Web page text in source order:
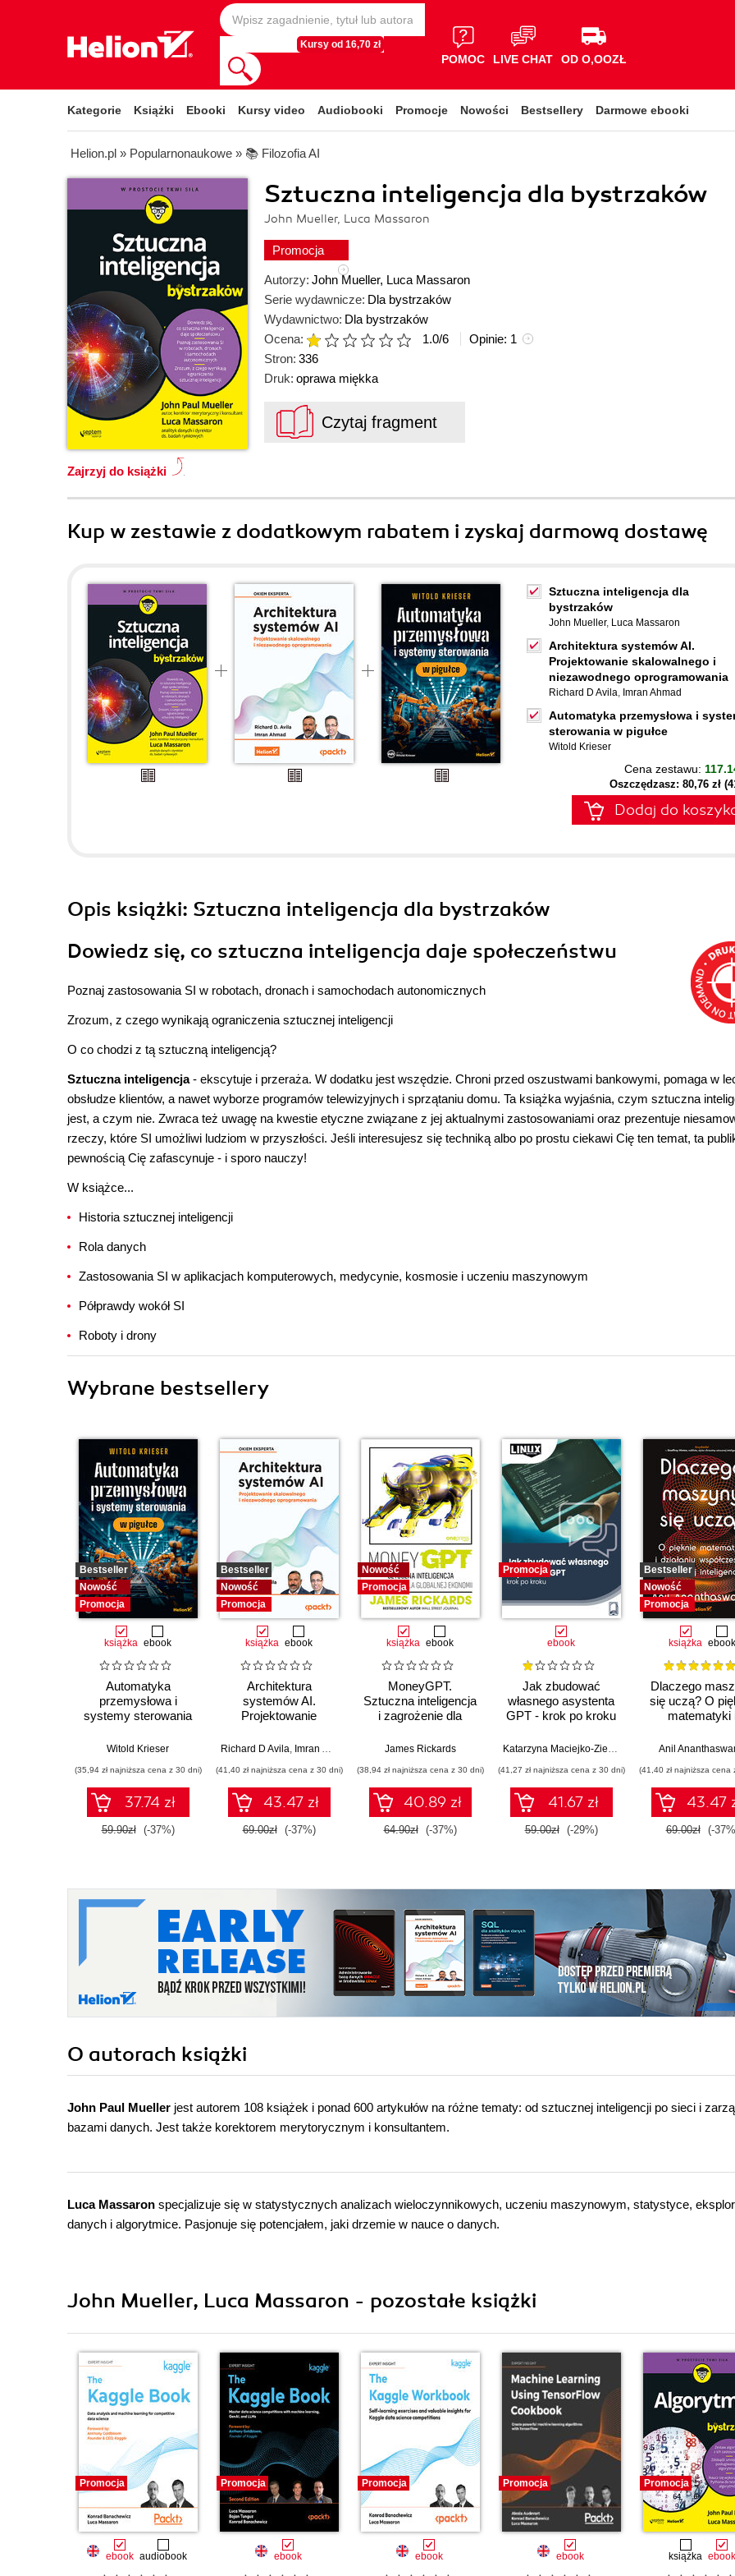
Kursy od 16,70 zł
POMOC LIVE CHAT OD O,OOZŁ
Kategorie Książki Ebooki Kursy video Audiobooki Promocje Nowości Bestsellery Darmowe ebooki
Helion.pl » Popularnonaukowe » 📚 Filozofia AI
Sztuczna inteligencja dla bystrzaków
John Mueller, Luca Massaron
Promocja
Zajrzyj do książki
Autorzy: John Mueller, Luca Massaron
Serie wydawnicze: Dla bystrzaków
Wydawnictwo: Dla bystrzaków
Ocena:
1.0/6 Opinie: 1
Stron: 336
Druk: oprawa miękka
Czytaj fragment
Kup w zestawie z dodatkowym rabatem i zyskaj darmową dostawę
Sztuczna inteligencja dla
bystrzaków
John Mueller, Luca Massaron
Architektura systemów AI.
Projektowanie skalowalnego i
niezawodnego oprogramowania
Richard D Avila, Imran Ahmad
Automatyka przemysłowa i
sterowania w pigułce
Witold Krieser
Cena zestawu:
Oszczędzasz: 80,76 zł
Dodaj do
Opis książki: Sztuczna inteligencja dla bystrzaków
Dowiedz się, co sztuczna inteligencja daje społeczeństwu
Poznaj zastosowania SI w robotach, dronach i samochodach autonomicznych
Zrozum, z czego wynikają ograniczenia sztucznej inteligencji
O co chodzi z tą sztuczną inteligencją?
Sztuczna inteligencja- ekscytuje i przeraża. W dodatku jest wszędzie. Chroni przed oszustwami bankowymi, pomaga w
obsłudze klientów, a nawet wyborze programów telewizyjnych i sprzątaniu domu. Ta książka wyjaśnia, czym sztuczna
jest, a czym nie. Zwraca też uwagę na kwestie etyczne związane z jej aktualnymi zastosowaniami oraz prezentuje
rzeczy, które SI umożliwi ludziom w przyszłości. Jeśli interesujesz się techniką albo po prostu ciekawi Cię ten temat, ta
pewnością Cię zafascynuje - i sporo nauczy!
W książce...
Historia sztucznej inteligencji
Rola danych
Zastosowania SI w aplikacjach komputerowych, medycynie, kosmosie i uczeniu maszynowym
Półprawdy wokół SI
Roboty i drony
Wybrane bestsellery
Bestseller
Nowość
Promocja
książka ebook
Automatyka
przemysłowa i
systemy sterowania
Witold Krieser
(35,94 zł najniższa cena z 30 dni)
37.74 zł
59.90zł (-37%)
Bestseller
Nowość
Promocja
książka ebook
Architektura
systemów AI.
Projektowanie
niezawodnego
Richard D Avila, Imran Ahmad
(41,40 zł najniższa cena z 30 dni)
43.47 zł
69.00zł (-37%)
Nowość
Promocja
książka ebook
MoneyGPT.
Sztuczna inteligencja
i zagrożenie dla
James Rickards
(38,94 zł najniższa cena z 30 dni)
40.89 zł
64.90zł (-37%)
Promocja
ebook
Jak zbudować
własnego asystenta
GPT - krok po kroku
Katarzyna Maciejko-Zielińska
(41,27 zł najniższa cena z 30 dni)
41.67 zł
59.00zł (-29%)
Bestseller
Nowość
Promocja
książka ebook
Dlaczego
się uczą? O
matematyki
Anil
(41,40 zł najniższa cena
43.47
69.00zł (-
O autorach książki
John Paul Mueller jest autorem 108 książek i ponad 600 artykułów na różne tematy: od sztucznej inteligencji po sieci i
bazami danych. Jest także korektorem merytorycznym i konsultantem.
Luca Massaron specjalizuje się w statystycznych analizach wieloczynnikowych, uczeniu maszynowym, statystyce,
danych i algorytmice. Pasjonuje się potencjałem, jaki drzemie w nauce o danych.
John Mueller, Luca Massaron - pozostałe książki
Promocja
ebook audiobook
Promocja
ebook
Promocja
ebook
Promocja
ebook
Promocja
książka ebook